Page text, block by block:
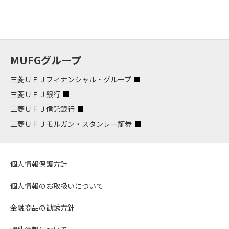
MUFGグループ
三菱ＵＦＪフィナンシャル・グループ
三菱ＵＦＪ銀行
三菱ＵＦＪ信託銀行
三菱ＵＦＪモルガン・スタンレー証券
個人情報保護方針
個人情報のお取扱いについて
金融商品の勧誘方針